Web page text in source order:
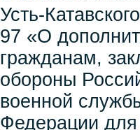
Усть-
97 «О
гражданам,
обороны
военной
Федерации для